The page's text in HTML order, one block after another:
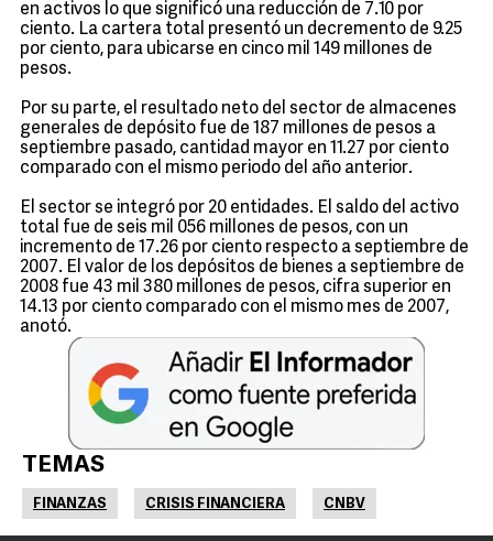
en activos lo que significó una reducción de 7.10 por
ciento. La cartera total presentó un decremento de 9.25
por ciento, para ubicarse en cinco mil 149 millones de
pesos.
Por su parte, el resultado neto del sector de almacenes
generales de depósito fue de 187 millones de pesos a
septiembre pasado, cantidad mayor en 11.27 por ciento
comparado con el mismo periodo del año anterior.
El sector se integró por 20 entidades. El saldo del activo
total fue de seis mil 056 millones de pesos, con un
incremento de 17.26 por ciento respecto a septiembre de
2007. El valor de los depósitos de bienes a septiembre de
2008 fue 43 mil 380 millones de pesos, cifra superior en
14.13 por ciento comparado con el mismo mes de 2007,
anotó.
TEMAS
FINANZAS CRISIS FINANCIERA CNBV